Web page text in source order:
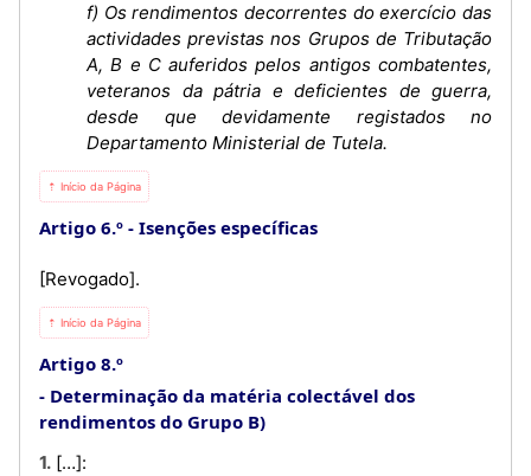
f) Os rendimentos decorrentes do exercício das
actividades previstas nos Grupos de Tributação
A, B e C auferidos pelos antigos combatentes,
veteranos da pátria e deficientes de guerra,
desde que devidamente registados no
Departamento Ministerial de Tutela.
⇡ Início da Página
Artigo 6.º Isenções específicas
[Revogado].
⇡ Início da Página
Artigo 8.º
Determinação da matéria colectável dos
rendimentos do Grupo B)
1. […]: